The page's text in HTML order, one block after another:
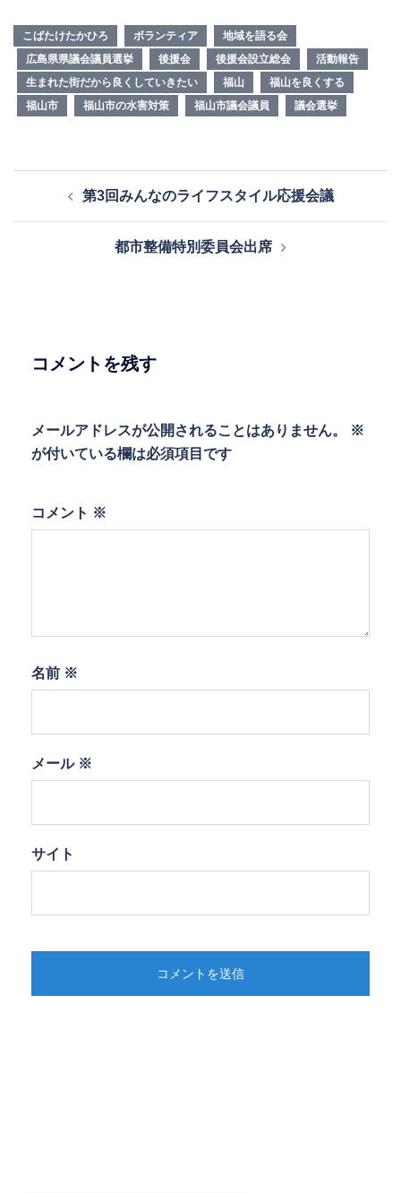
こばたけたかひろ ボランティア
地域を語る会
広島県県議会議員選挙
後援会 後援会設立総会
活動報告
生まれた街だから良くしていきたい
福山
福山を良くする
福山市
福山市の水害対策 福山市議会議員 議会選挙
ョ
第3回みんなのライフスタイル応援会議
都市整備特別委員会出席
コメントを残す
メールアドレスが公開されることはありません。
※
が付いている欄は必須項目です
コメント ※
名前 ※
メール ※
サイト